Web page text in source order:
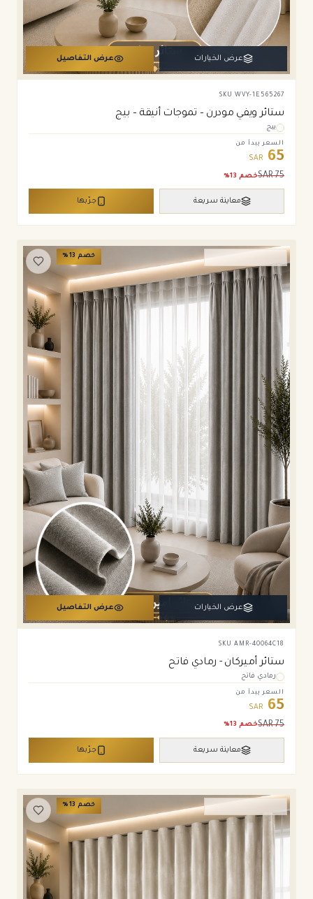
عرض الخيارات عرض التفاصيل
SKU WVY-1E565267
ستائر ويفي مودرن – تموجات أنيقة – بيج
بيج
السعر يبدأ من
65
SAR
75
SARخصم 13
%
معاينة سريعة جرّبها
خصم 13
%
عرض الخيارات عرض التفاصيل
SKU AMR-40064C18
ستائر أميركان - رمادي فاتح
رمادي فاتح
السعر يبدأ من
65
SAR
75
SARخصم 13
%
معاينة سريعة جرّبها
خصم 13
%